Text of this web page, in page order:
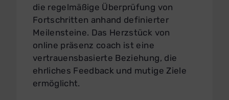
die regelmäßige Überprüfung von
Fortschritten anhand definierter
Meilensteine. Das Herzstück von
online präsenz coach ist eine
vertrauensbasierte Beziehung, die
ehrliches Feedback und mutige Ziele
ermöglicht.